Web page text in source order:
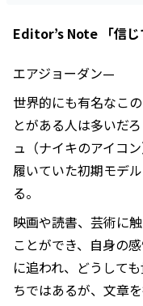
Editor’s Note 「信じ
エアジョーダン—
世界的にも有名なこ
とがある人は多いだ
ュ（ナイキのアイコ
履いていた初期モデ
る。
映画や読書、芸術に
ことができ、自身の
に追われ、どうして
ちではあるが、文章